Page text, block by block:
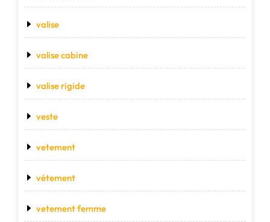
valise
valise cabine
valise rigide
veste
vetement
vétement
vetement femme